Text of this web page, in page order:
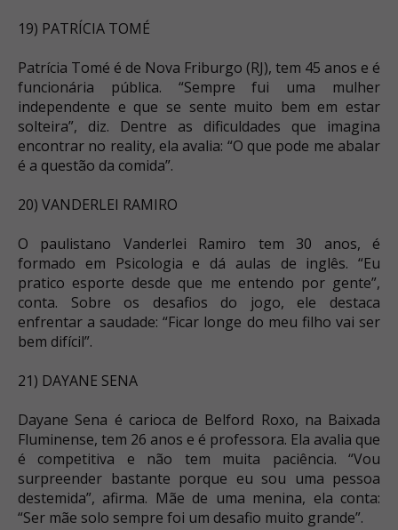
19) PATRÍCIA TOMÉ
Patrícia Tomé é de Nova Friburgo (RJ), tem 45 anos e é
funcionária pública. “Sempre fui uma mulher
independente e que se sente muito bem em estar
solteira”, diz. Dentre as dificuldades que imagina
encontrar no reality, ela avalia: “O que pode me abalar
é a questão da comida”.
20) VANDERLEI RAMIRO
O paulistano Vanderlei Ramiro tem 30 anos, é
formado em Psicologia e dá aulas de inglês. “Eu
pratico esporte desde que me entendo por gente”,
conta. Sobre os desafios do jogo, ele destaca
enfrentar a saudade: “Ficar longe do meu filho vai ser
bem difícil”.
21) DAYANE SENA
Dayane Sena é carioca de Belford Roxo, na Baixada
Fluminense, tem 26 anos e é professora. Ela avalia que
é competitiva e não tem muita paciência. “Vou
surpreender bastante porque eu sou uma pessoa
destemida”, afirma. Mãe de uma menina, ela conta:
“Ser mãe solo sempre foi um desafio muito grande”.